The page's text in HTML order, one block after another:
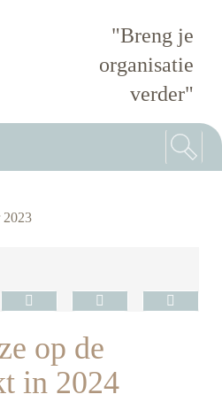
"Breng je
organisatie
verder"
2023
op de
in 2024